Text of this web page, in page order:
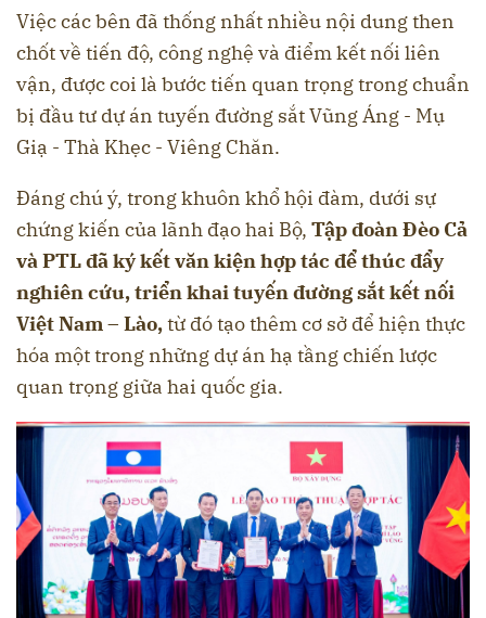
Việc các bên đã thống nhất nhiều nội dung then
chốt về tiến độ, công nghệ và điểm kết nối liên
vận, được coi là bước tiến quan trọng trong chuẩn
bị đầu tư dự án tuyến đường sắt Vũng Áng - Mụ
Giạ - Thà Khẹc - Viêng Chăn.
Đáng chú ý, trong khuôn khổ hội đàm, dưới sự
chứng kiến của lãnh đạo hai Bộ, Tập đoàn Đèo Cả
và PTL đã ký kết văn kiện hợp tác để thúc đẩy
nghiên cứu, triển khai tuyến đường sắt kết nối
Việt Nam – Lào,từ đó tạo thêm cơ sở để hiện thực
hóa một trong những dự án hạ tầng chiến lược
quan trọng giữa hai quốc gia.